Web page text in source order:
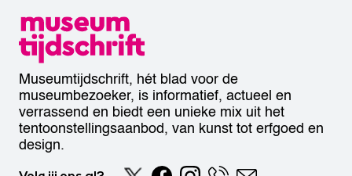
Museumtijdschrift, hét blad voor de
museumbezoeker, is informatief, actueel en
verrassend en biedt een unieke mix uit het
tentoonstellingsaanbod, van kunst tot erfgoed en
design.